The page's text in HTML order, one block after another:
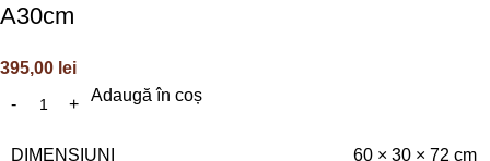
A30cm
395,00 lei
Adaugă în coș
DIMENSIUNI 60 × 30 × 72 cm